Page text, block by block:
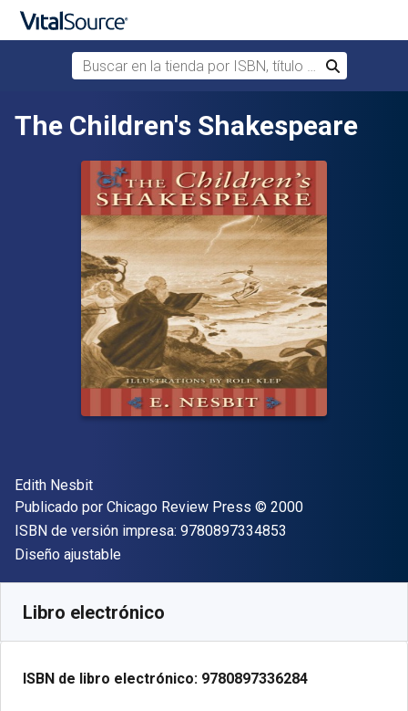
Saltar al contenido principal
Buscar en la tienda por ISBN, título o autor
Buscar
The Children's Shakespeare
Autor(es)
Edith Nesbit
Editor
Publicado por Chicago Review Press Copyright
© 2000
ISBN de versión impresa: 9780897334853
Formato
Diseño ajustable
Libro electrónico
ISBN de libro electrónico: 9780897336284